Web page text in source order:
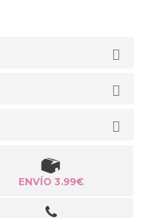
ENVÍO 3.99€